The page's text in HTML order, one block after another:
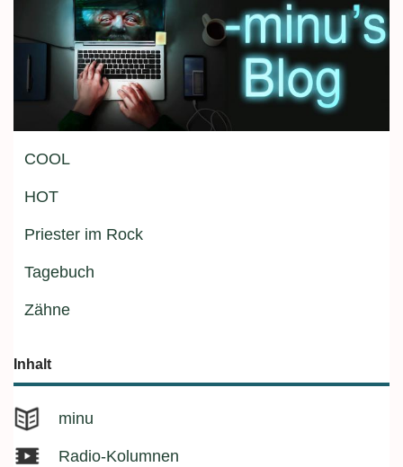
COOL
HOT
Priester im Rock
Tagebuch
Zähne
Inhalt
minu
Radio-Kolumnen